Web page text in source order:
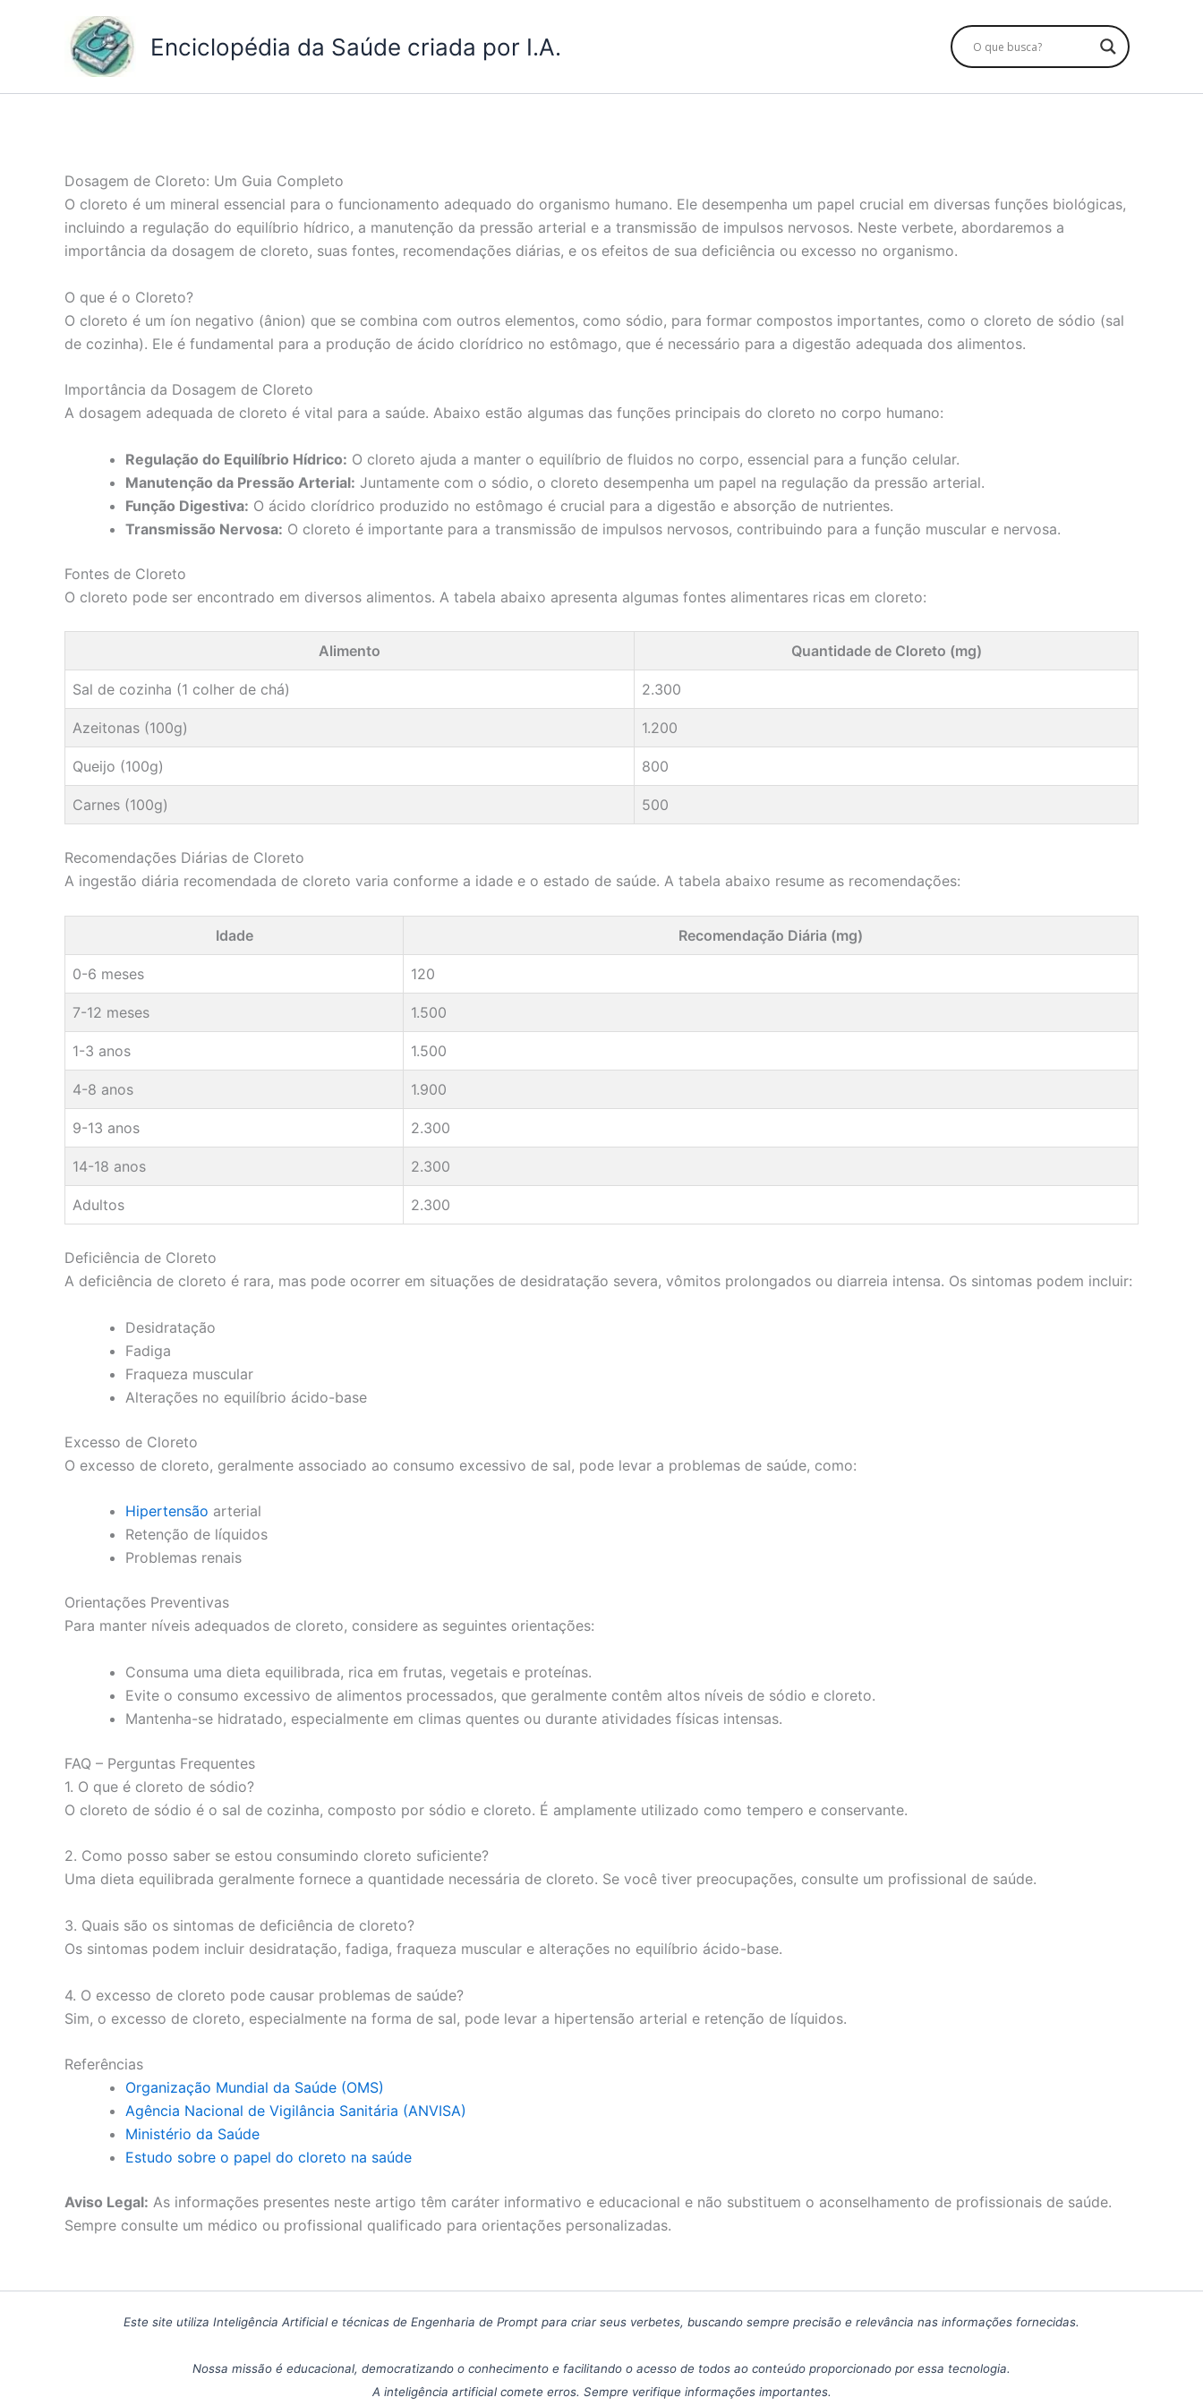
Enciclopédia da Saúde criada por I.A.
Dosagem de Cloreto: Um Guia Completo
O cloreto é um mineral essencial para o funcionamento adequado do organismo humano. Ele desempenha um papel crucial em diversas funções biológicas,
incluindo a regulação do equilíbrio hídrico, a manutenção da pressão arterial e a transmissão de impulsos nervosos. Neste verbete, abordaremos a
importância da dosagem de cloreto, suas fontes, recomendações diárias, e os efeitos de sua deficiência ou excesso no organismo.
O que é o Cloreto?
O cloreto é um íon negativo (ânion) que se combina com outros elementos, como sódio, para formar compostos importantes, como o cloreto de sódio (sal
de cozinha). Ele é fundamental para a produção de ácido clorídrico no estômago, que é necessário para a digestão adequada dos alimentos.
Importância da Dosagem de Cloreto
A dosagem adequada de cloreto é vital para a saúde. Abaixo estão algumas das funções principais do cloreto no corpo humano:
Regulação do Equilíbrio Hídrico: O cloreto ajuda a manter o equilíbrio de fluidos no corpo, essencial para a função celular.
Manutenção da Pressão Arterial: Juntamente com o sódio, o cloreto desempenha um papel na regulação da pressão arterial.
Função Digestiva: O ácido clorídrico produzido no estômago é crucial para a digestão e absorção de nutrientes.
Transmissão Nervosa: O cloreto é importante para a transmissão de impulsos nervosos, contribuindo para a função muscular e nervosa.
Fontes de Cloreto
O cloreto pode ser encontrado em diversos alimentos. A tabela abaixo apresenta algumas fontes alimentares ricas em cloreto:
Alimento Quantidade de Cloreto (mg)
Sal de cozinha (1 colher de chá) 2.300
Azeitonas (100g) 1.200
Queijo (100g) 800
Carnes (100g) 500
Recomendações Diárias de Cloreto
A ingestão diária recomendada de cloreto varia conforme a idade e o estado de saúde. A tabela abaixo resume as recomendações:
Idade Recomendação Diária (mg)
0-6 meses 120
7-12 meses 1.500
1-3 anos 1.500
4-8 anos 1.900
9-13 anos 2.300
14-18 anos 2.300
Adultos 2.300
Deficiência de Cloreto
A deficiência de cloreto é rara, mas pode ocorrer em situações de desidratação severa, vômitos prolongados ou diarreia intensa. Os sintomas podem incluir:
Desidratação
Fadiga
Fraqueza muscular
Alterações no equilíbrio ácido-base
Excesso de Cloreto
O excesso de cloreto, geralmente associado ao consumo excessivo de sal, pode levar a problemas de saúde, como:
Hipertensão arterial
Retenção de líquidos
Problemas renais
Orientações Preventivas
Para manter níveis adequados de cloreto, considere as seguintes orientações:
Consuma uma dieta equilibrada, rica em frutas, vegetais e proteínas.
Evite o consumo excessivo de alimentos processados, que geralmente contêm altos níveis de sódio e cloreto.
Mantenha-se hidratado, especialmente em climas quentes ou durante atividades físicas intensas.
FAQ – Perguntas Frequentes
1. O que é cloreto de sódio?
O cloreto de sódio é o sal de cozinha, composto por sódio e cloreto. É amplamente utilizado como tempero e conservante.
2. Como posso saber se estou consumindo cloreto suficiente?
Uma dieta equilibrada geralmente fornece a quantidade necessária de cloreto. Se você tiver preocupações, consulte um profissional de saúde.
3. Quais são os sintomas de deficiência de cloreto?
Os sintomas podem incluir desidratação, fadiga, fraqueza muscular e alterações no equilíbrio ácido-base.
4. O excesso de cloreto pode causar problemas de saúde?
Sim, o excesso de cloreto, especialmente na forma de sal, pode levar a hipertensão arterial e retenção de líquidos.
Referências
Organização Mundial da Saúde (OMS)
Agência Nacional de Vigilância Sanitária (ANVISA)
Ministério da Saúde
Estudo sobre o papel do cloreto na saúde
Aviso Legal: As informações presentes neste artigo têm caráter informativo e educacional e não substituem o aconselhamento de profissionais de saúde.
Sempre consulte um médico ou profissional qualificado para orientações personalizadas.
Este site utiliza Inteligência Artificial e técnicas de Engenharia de Prompt para criar seus verbetes, buscando sempre precisão e relevância nas informações fornecidas.
Nossa missão é educacional, democratizando o conhecimento e facilitando o acesso de todos ao conteúdo proporcionado por essa tecnologia.
A inteligência artificial comete erros. Sempre verifique informações importantes.